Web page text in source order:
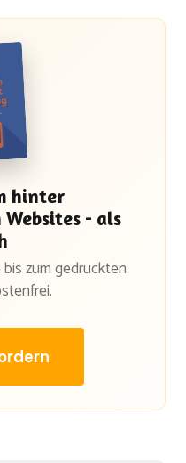
hinter
- als
zum gedruckten